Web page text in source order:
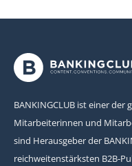
BANKINGCLUB ist einer
Mitarbeiterinnen und
sind Herausgeber der
reichweitenstärksten B2B-